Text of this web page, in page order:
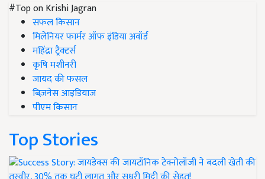
#Top on Krishi Jagran
सफल किसान
मिलेनियर फार्मर ऑफ इंडिया अवॉर्ड
महिंद्रा ट्रैक्टर्स
कृषि मशीनरी
जायद की फसल
बिज़नेस आइडियाज
पीएम किसान
Top Stories